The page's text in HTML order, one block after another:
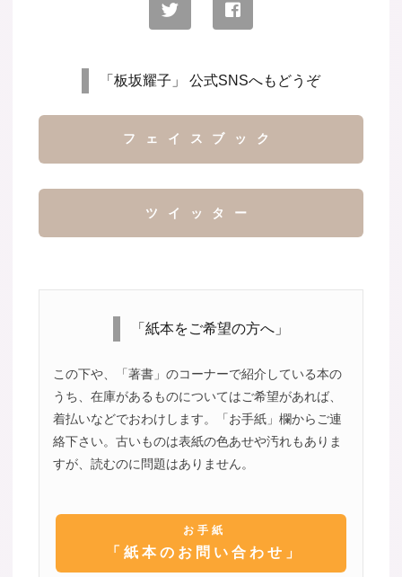
「板坂耀子」 公式SNSへもどうぞ
フェイスブック
ツイッター
「紙本をご希望の方へ」
この下や、「著書」のコーナーで紹介している本の
うち、在庫があるものについてはご希望があれば、
着払いなどでおわけします。「お手紙」欄からご連
絡下さい。古いものは表紙の色あせや汚れもありま
すが、読むのに問題はありません。
お手紙
「紙本のお問い合わせ」